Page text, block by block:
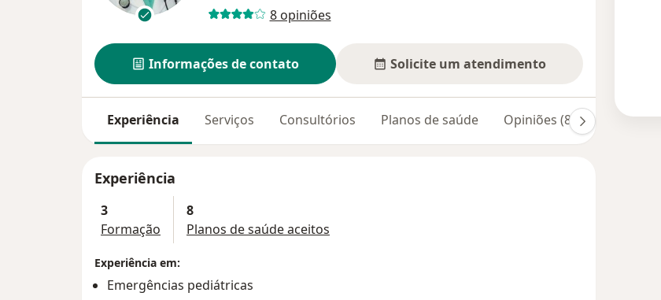
8 opiniões
Informações de contato Solicite um atendimento
Experiência Serviços Consultórios Planos de saúde Opiniões (8) Dúvidas
Experiência
3
Formação
8
Planos de saúde aceitos
Experiência em:
Emergências pediátricas